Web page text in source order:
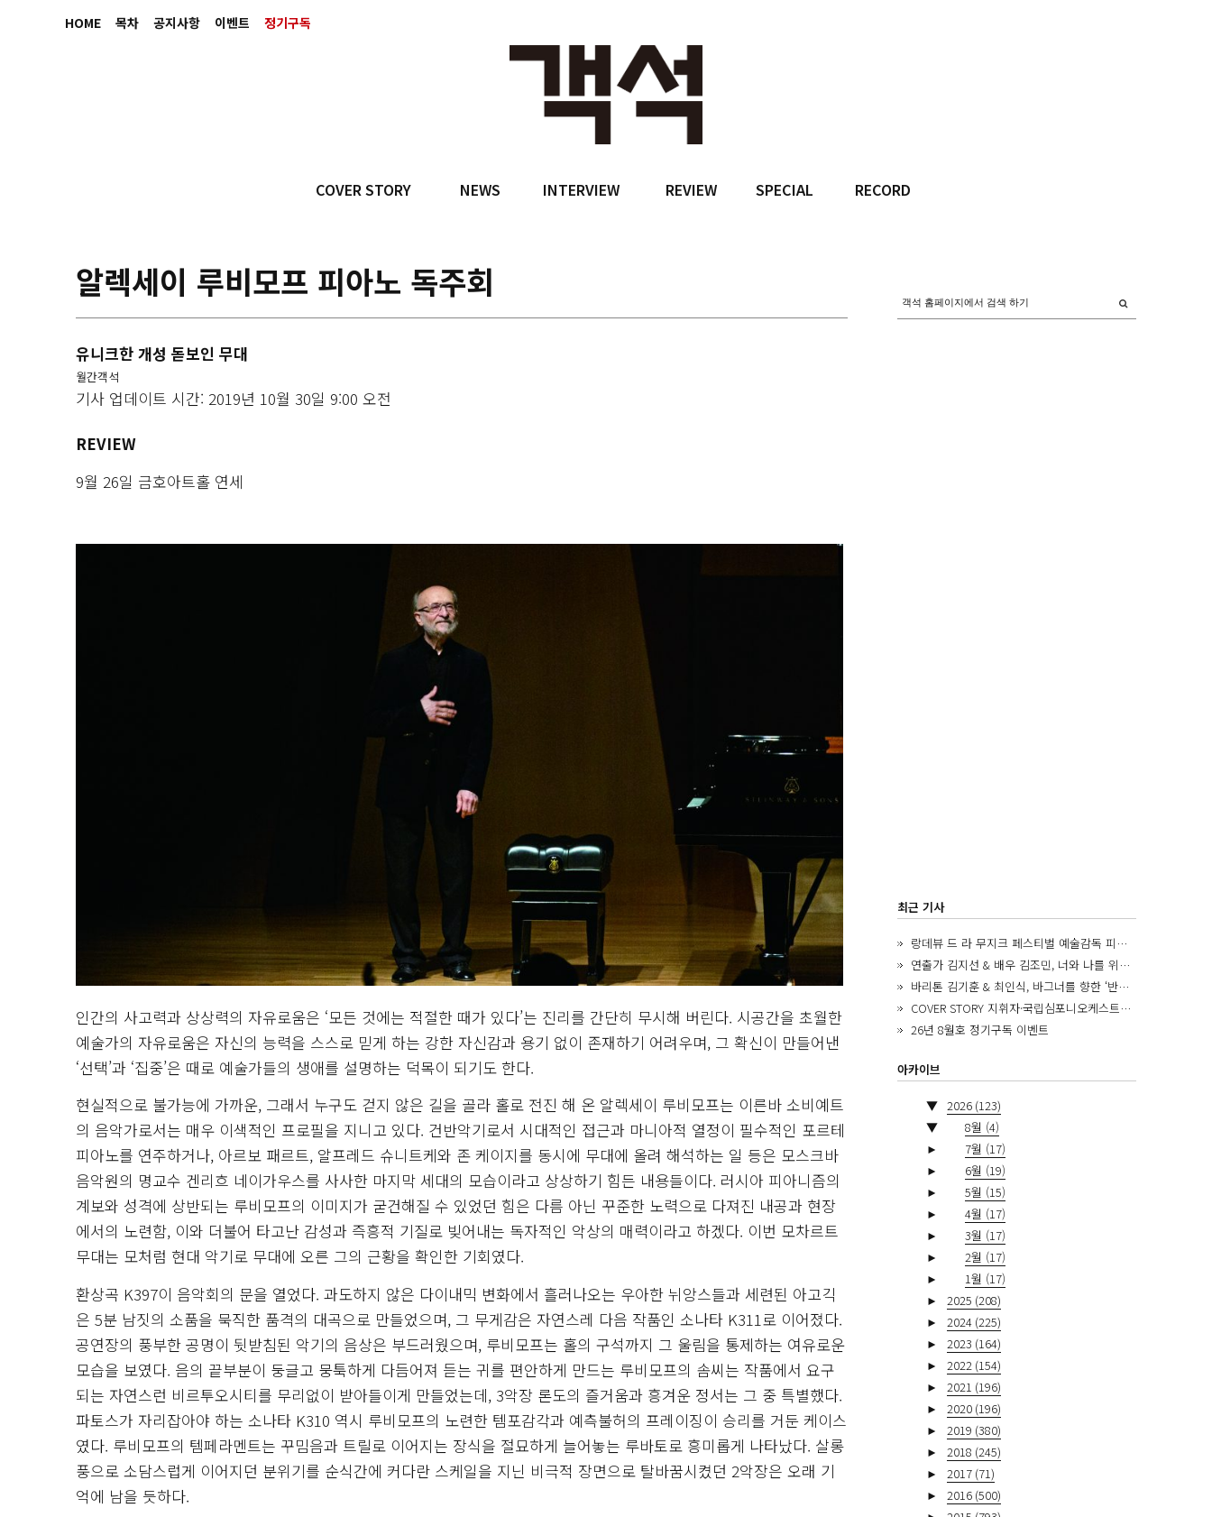
HOME 목차 공지사항 이벤트 정기구독
COVER STORY NEWS INTERVIEW REVIEW SPECIAL RECORD
알렉세이 루비모프 피아노 독주회
유니크한 개성 돋보인 무대
월간객석
기사 업데이트 시간: 2019년 10월 30일 9:00 오전
REVIEW
9월 26일 금호아트홀 연세
인간의 사고력과 상상력의 자유로움은 ‘모든 것에는 적절한 때가 있다’는 진리를 간단히 무시해 버린다. 시공간을 초월한
예술가의 자유로움은 자신의 능력을 스스로 믿게 하는 강한 자신감과 용기 없이 존재하기 어려우며, 그 확신이 만들어낸
‘선택’과 ‘집중’은 때로 예술가들의 생애를 설명하는 덕목이 되기도 한다.
현실적으로 불가능에 가까운, 그래서 누구도 걷지 않은 길을 골라 홀로 전진 해 온 알렉세이 루비모프는 이른바 소비예트
의 음악가로서는 매우 이색적인 프로필을 지니고 있다. 건반악기로서 시대적인 접근과 마니아적 열정이 필수적인 포르테
피아노를 연주하거나, 아르보 패르트, 알프레드 슈니트케와 존 케이지를 동시에 무대에 올려 해석하는 일 등은 모스크바
음악원의 명교수 겐리흐 네이가우스를 사사한 마지막 세대의 모습이라고 상상하기 힘든 내용들이다. 러시아 피아니즘의
계보와 성격에 상반되는 루비모프의 이미지가 굳건해질 수 있었던 힘은 다름 아닌 꾸준한 노력으로 다져진 내공과 현장
에서의 노련함, 이와 더불어 타고난 감성과 즉흥적 기질로 빚어내는 독자적인 악상의 매력이라고 하겠다. 이번 모차르트
무대는 모처럼 현대 악기로 무대에 오른 그의 근황을 확인한 기회였다.
환상곡 K397이 음악회의 문을 열었다. 과도하지 않은 다이내믹 변화에서 흘러나오는 우아한 뉘앙스들과 세련된 아고긱
은 5분 남짓의 소품을 묵직한 품격의 대곡으로 만들었으며, 그 무게감은 자연스레 다음 작품인 소나타 K311로 이어졌다.
공연장의 풍부한 공명이 뒷받침된 악기의 음상은 부드러웠으며, 루비모프는 홀의 구석까지 그 울림을 통제하는 여유로운
모습을 보였다. 음의 끝부분이 둥글고 뭉툭하게 다듬어져 듣는 귀를 편안하게 만드는 루비모프의 솜씨는 작품에서 요구
되는 자연스런 비르투오시티를 무리없이 받아들이게 만들었는데, 3악장 론도의 즐거움과 흥겨운 정서는 그 중 특별했다.
파토스가 자리잡아야 하는 소나타 K310 역시 루비모프의 노련한 템포감각과 예측불허의 프레이징이 승리를 거둔 케이스
였다. 루비모프의 템페라멘트는 꾸밈음과 트릴로 이어지는 장식을 절묘하게 늘어놓는 루바토로 흥미롭게 나타났다. 살롱
풍으로 소담스럽게 이어지던 분위기를 순식간에 커다란 스케일을 지닌 비극적 장면으로 탈바꿈시켰던 2악장은 오래 기
억에 남을 듯하다.
최근 기사
랑데뷰 드 라 무지크 페스티벌 예술감독 피아니스트 김혜진, 5년간의 여정을 돌아보며
연출가 김지선 & 배우 김조민, 너와 나를 위한 ‘모두의 숲’에서 만나는 동심
바리톤 김기훈 & 최인식, 바그너를 향한 ‘반지 원정대’를 앞두고
COVER STORY 지휘자·국립심포니오케스트라 제8대 음악감독 로베르토 아바도
26년 8월호 정기구독 이벤트
아카이브
▼ 2026 (123)
▼
8월 (4)
►
7월 (17)
►
6월 (19)
►
5월 (15)
►
4월 (17)
►
3월 (17)
►
2월 (17)
►
1월 (17)
►
2025 (208)
►
2024 (225)
►
2023 (164)
►
2022 (154)
►
2021 (196)
►
2020 (196)
►
2019 (380)
►
2018 (245)
►
2017 (71)
►
2016 (500)